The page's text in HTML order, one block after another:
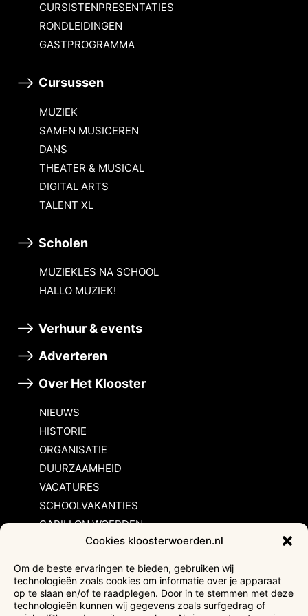
Cookies kloosterwoerden.nl
Om de beste ervaringen te bieden, gebruiken wij
technologieën zoals cookies om informatie over je apparaat
op te slaan en/of te raadplegen. Door in te stemmen met deze
technologieën kunnen wij gegevens zoals surfgedrag of
CURSISTENPRESENTATIES
RONDLEIDINGEN
GASTPROGRAMMA
Cursussen
MUZIEK
SAMEN MUSICEREN
DANS
THEATER & MUSICAL
DIGITAL ARTS
TALENT XL
Scholen
MUZIEKLES NA SCHOOL
HALLO MUZIEK!
Verhuur & events
Adverteren
Over Het Klooster
NIEUWS
HISTORIE
ORGANISATIE
DUURZAAMHEID
VACATURES
SCHOOLVAKANTIES
CARILLON WOERDEN
Inschrijvingsvoorwaarden
Bezoekersvoorwaarden
Huurvoorwaarden